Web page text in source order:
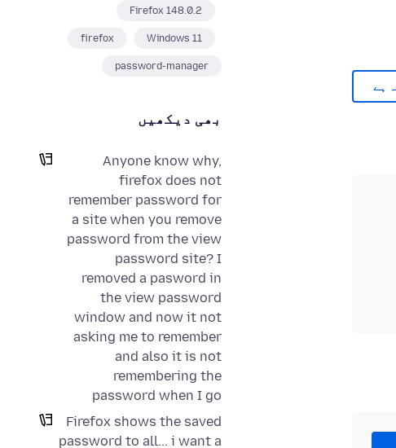
Firefox 148.0.2
Windows 11
firefox
password-manager
بھی دیکھیں
Anyone know why,
firefox does not
remember password for
a site when you remove
password from the view
password site? I
removed a pasword in
the view password
window and now it not
asking me to remember
and also it is not
remembering the
password when I go
Firefox shows the saved
password to all... i want a
ہے